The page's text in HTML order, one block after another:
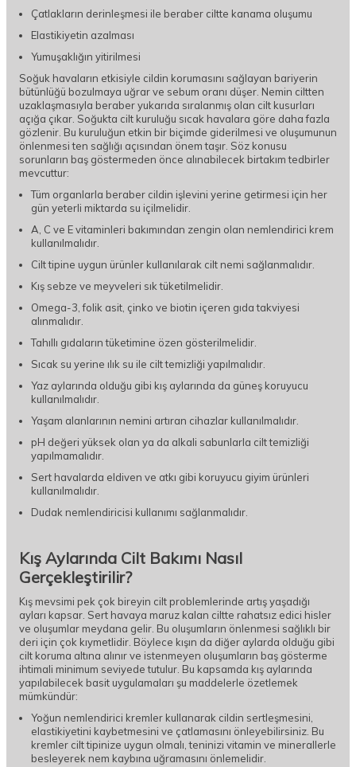
Çatlakların derinleşmesi ile beraber ciltte kanama oluşumu
Elastikiyetin azalması
Yumuşaklığın yitirilmesi
Soğuk havaların etkisiyle cildin korumasını sağlayan bariyerin
bütünlüğü bozulmaya uğrar ve sebum oranı düşer. Nemin ciltten
uzaklaşmasıyla beraber yukarıda sıralanmış olan cilt kusurları
açığa çıkar. Soğukta cilt kuruluğu sıcak havalara göre daha fazla
gözlenir. Bu kuruluğun etkin bir biçimde giderilmesi ve oluşumunun
önlenmesi ten sağlığı açısından önem taşır. Söz konusu
sorunların baş göstermeden önce alınabilecek birtakım tedbirler
mevcuttur:
Tüm organlarla beraber cildin işlevini yerine getirmesi için her
gün yeterli miktarda su içilmelidir.
A, C ve E vitaminleri bakımından zengin olan nemlendirici krem
kullanılmalıdır.
Cilt tipine uygun ürünler kullanılarak cilt nemi sağlanmalıdır.
Kış sebze ve meyveleri sık tüketilmelidir.
Omega-3, folik asit, çinko ve biotin içeren gıda takviyesi
alınmalıdır.
Tahıllı gıdaların tüketimine özen gösterilmelidir.
Sıcak su yerine ılık su ile cilt temizliği yapılmalıdır.
Yaz aylarında olduğu gibi kış aylarında da güneş koruyucu
kullanılmalıdır.
Yaşam alanlarının nemini artıran cihazlar kullanılmalıdır.
pH değeri yüksek olan ya da alkali sabunlarla cilt temizliği
yapılmamalıdır.
Sert havalarda eldiven ve atkı gibi koruyucu giyim ürünleri
kullanılmalıdır.
Dudak nemlendiricisi kullanımı sağlanmalıdır.
Kış Aylarında Cilt Bakımı Nasıl
Gerçekleştirilir?
Kış mevsimi pek çok bireyin cilt problemlerinde artış yaşadığı
ayları kapsar. Sert havaya maruz kalan ciltte rahatsız edici hisler
ve oluşumlar meydana gelir. Bu oluşumların önlenmesi sağlıklı bir
deri için çok kıymetlidir. Böylece kışın da diğer aylarda olduğu gibi
cilt koruma altına alınır ve istenmeyen oluşumların baş gösterme
ihtimali minimum seviyede tutulur. Bu kapsamda kış aylarında
yapılabilecek basit uygulamaları şu maddelerle özetlemek
mümkündür:
Yoğun nemlendirici kremler kullanarak cildin sertleşmesini,
elastikiyetini kaybetmesini ve çatlamasını önleyebilirsiniz. Bu
kremler cilt tipinize uygun olmalı, teninizi vitamin ve minerallerle
besleyerek nem kaybına uğramasını önlemelidir.